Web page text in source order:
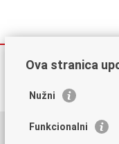
Važne
Ova stranica
Nužni
Funkcionalni